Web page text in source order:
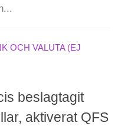
OCH VALUTA (EJ
beslagtagit
aktiverat QFS